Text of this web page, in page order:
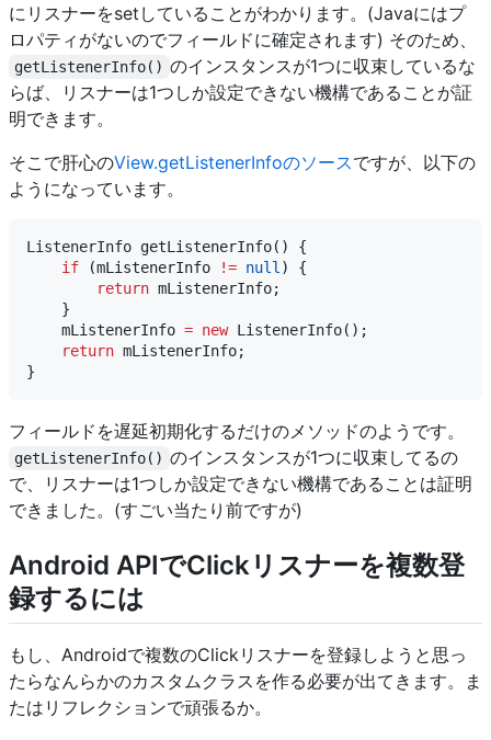
にリスナーをsetしていることがわかります。(Javaにはプ
ロパティがないのでフィールドに確定されます) そのため、
getListenerInfo() のインスタンスが1つに収束しているな
らば、リスナーは1つしか設定できない機構であることが証
明できます。
そこで肝心のView.getListenerInfoのソースですが、以下の
ようになっています。
ListenerInfo getListenerInfo() {
if (mListenerInfo != null ) {
return mListenerInfo;
    }
    mListenerInfo
= new ListenerInfo();
return mListenerInfo;
フィールドを遅延初期化するだけのメソッドのようです。
getListenerInfo() のインスタンスが1つに収束してるの
で、リスナーは1つしか設定できない機構であることは証明
できました。(すごい当たり前ですが)
Android APIでClickリスナーを複数登
録するには
もし、Androidで複数のClickリスナーを登録しようと思っ
たらなんらかのカスタムクラスを作る必要が出てきます。ま
たはリフレクションで頑張るか。